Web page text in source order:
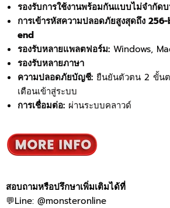
รองรับการใช้งานพร้อมกันแบบไม่จำกั
การเข้ารหัสความปลอดภัยสูงสุดถึง
end
รองรับหลายแพลตฟอร์ม: Windows,
รองรับหลายภาษา
ความปลอดภัยบัญชี: ยืนยันตัวตน 2 ขั้น
เตือนเข้าสู่ระบบ
การเชื่อมต่อ: ผ่านระบบคลาวด์
สอบถามหรือปรึกษาเพิ่มเติมได้ที่
💬Line: @monsteronline